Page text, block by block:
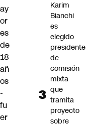
ay
or
es
de
18
añ
os
-
fu
er
Karim
Bianchi
es
elegido
presidente
de
comisión
mixta
que
tramita
proyecto
sobre